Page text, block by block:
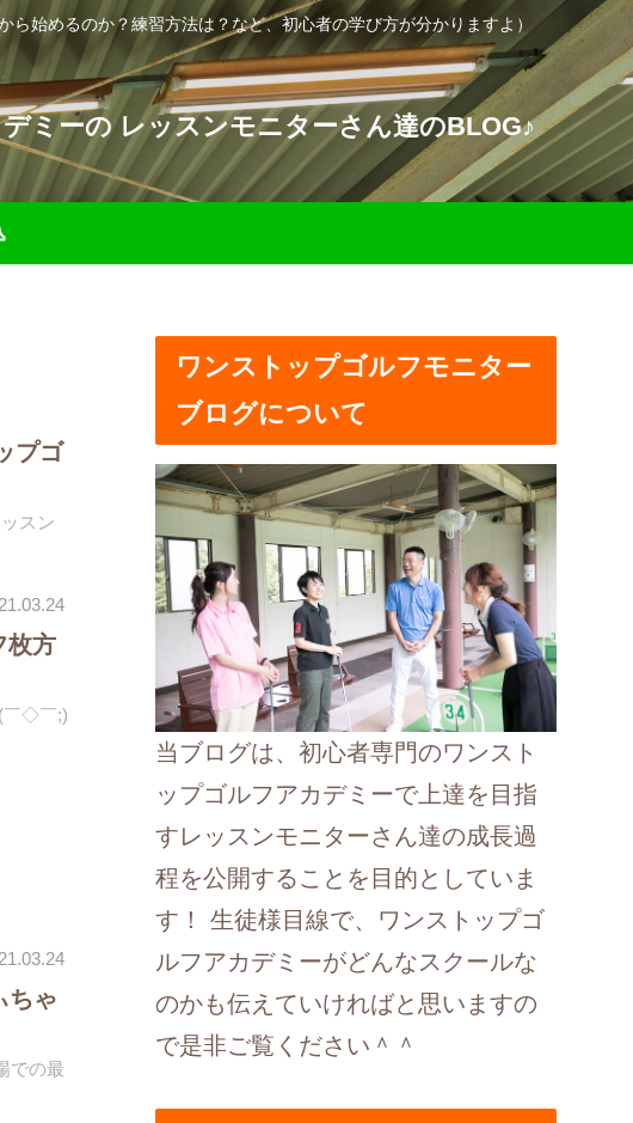
始めるのか？練習方法は？など、初心者の学び方が分かりますよ）
ミーの レッスンモニターさん達のBLOG♪
プゴ
スン
方
￣◇￣;)
ちゃ
での最
ワンストップゴルフモニター
ブログについて
当ブログは、初心者専門のワンスト
ップゴルフアカデミーで上達を目指
すレッスンモニターさん達の成長過
程を公開することを目的としていま
す！ 生徒様目線で、ワンストップゴ
ルフアカデミーがどんなスクールな
のかも伝えていければと思いますの
で是非ご覧ください＾＾